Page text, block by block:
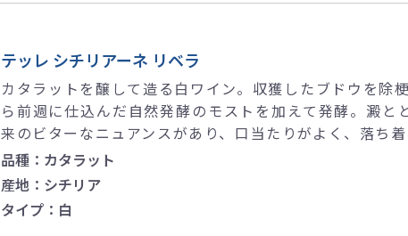
テッレ シチリアーネ リベラ
カタラットを醸して造る白ワイン。収獲したブドウを除
ら前週に仕込んだ自然発酵のモストを加えて発酵。澱
来のビターなニュアンスがあり、口当たりがよく、落ち着
品種：カタラット
産地：シチリア
タイプ：白